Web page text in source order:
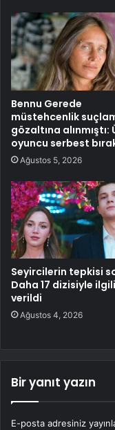
Bennu Gerede
müstehcenlik
gözaltına alınmıştı:
oyuncu serbest
Ağustos 5, 2026
Seyircilerin tepkisi
Daha 17 dizisiyle
verildi
Ağustos 4, 2026
Bir yanıt yazın
E-posta adresiniz